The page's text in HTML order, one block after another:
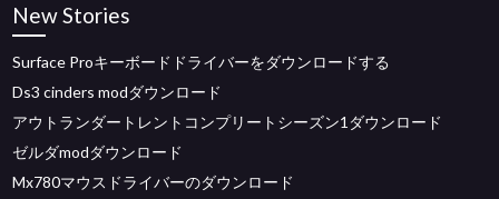
New Stories
Surface Proキーボードドライバーをダウンロードする
Ds3 cinders modダウンロード
アウトランダートレントコンプリートシーズン1ダウンロード
ゼルダmodダウンロード
Mx780マウスドライバーのダウンロード